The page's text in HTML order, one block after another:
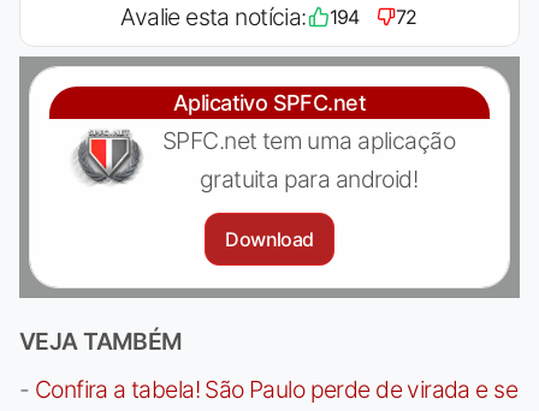
Avalie esta notícia: 194 72
Aplicativo SPFC.net
SPFC.net tem uma aplicação
gratuita para android!
Download
VEJA TAMBÉM
- Confira a tabela! São Paulo perde de virada e se